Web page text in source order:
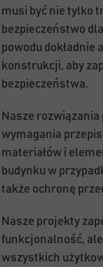
musi być nie tylko
bezpieczeństwo
powodu
konstrukcji, aby
bezpieczeństwa.
Nasze
wymagania
materiałów i
budynku w
także ochronę
Nasze projekty
funkcjonalność,
wszystkich